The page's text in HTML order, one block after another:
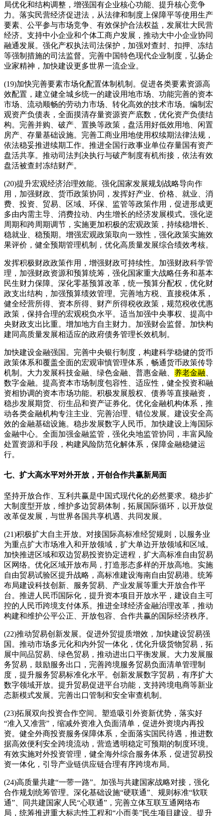
局优化和结构调整，增强国有企业核心功能、提升核心竞争
力。落实民营经济促进法，从法律和制度上保障平等使用生产
要素、公平参与市场竞争、有效保护合法权益，发展壮大民营
经济。支持中小企业和个体工商户发展，推动大中小企业协同
融通发展。强化产权执法司法保护，加强对查封、扣押、冻结
等强制措施的司法监督。完善中国特色现代企业制度，弘扬企
业家精神，加快建设更多世界一流企业。
(19)加快完善要素市场化配置体制机制。促进各类要素资源高
效配置，建立健全城乡统一的建设用地市场、功能完善的资本
市场、流动顺畅的劳动力市场、转化高效的技术市场。编制宏
观资产负债表，全面摸清存量资源资产底数，优化资产负债结
构。完善并购、破产、置换等政策，盘活用好低效用地、闲置
房产、存量基础设施。完善工商业用地使用权续期法律法规，
依法稳妥推进续期工作。推进全国行政事业单位存量国有资产
盘活共享。推动司法判决执行与破产制度有机衔接，依法有效
盘活被查封冻结财产。
(20)提升宏观经济治理效能。强化国家发展规划战略导向作
用，加强财政、货币政策协同，发挥好产业、价格、就业、消
费、投资、贸易、区域、环保、监管等政策作用，促进形成更
多由内需主导、消费拉动、内生增长的经济发展模式。强化逆
周期和跨周期调节，实施更加积极的宏观政策，持续稳增长、
稳就业、稳预期。增强宏观政策取向一致性，强化政策实施效
果评价，健全预期管理机制，优化高质量发展综合绩效考核。
发挥积极财政政策作用，增强财政可持续性。加强财政科学管
理，加强财政资源和预算统筹，强化国家重大战略任务和基本
民生财力保障。深化零基预算改革，统一预算分配权，优化财
政支出结构，加强预算绩效管理。完善地方税、直接税体系，
健全经营所得、资本所得、财产所得税收政策，规范税收优惠
政策，保持合理的宏观税负水平。适当加强中央事权、提高中
央财政支出比重。增加地方自主财力。加强财会监督。加快构
建同高质量发展相适应的政府债务管理长效机制。
加快建设金融强国。完善中央银行制度，构建科学稳健的货币
政策体系和覆盖全面的宏观审慎管理体系，畅通货币政策传导
机制。大力发展科技金融、绿色金融、普惠金融、 养老金融
数字金融。提高资本市场制度包容性、适应性，健全投资和融
资相协调的资本市场功能。积极发展股权、债券等直接融资，
稳步发展期货、衍生品和资产证券化。优化金融机构体系，推
动各类金融机构专注主业、完善治理、错位发展。建设安全高
效的金融基础设施。稳步发展数字人民币。加快建设上海国际
金融中心。全面加强金融监管，强化央地监管协同，丰富风险
处置资源和手段，构建风险防范化解体系，保障金融稳健运
行。
七、扩大高水平对外开放，开创合作共赢新局面
坚持开放合作、互利共赢是中国式现代化的必然要求。稳步扩
大制度型开放，维护多边贸易体制，拓展国际循环，以开放促
改革促发展，与世界各国共享机遇、共同发展。
(21)积极扩大自主开放。对接国际高标准经贸规则，以服务业
为重点扩大市场准入和开放领域，扩大单边开放领域和区域。
加快推进区域和双边贸易投资协定进程，扩大高标准自由贸易
区网络。优化区域开放布局，打造形态多样的开放高地。实施
自由贸易试验区提升战略，高标准建设海南自由贸易港。统筹
布局建设科技创新、服务贸易、产业发展等重大开放合作平
台。推进人民币国际化，提升资本项目开放水平，建设自主可
控的人民币跨境支付体系。推进全球经济金融治理改革，推动
构建和维护公平公正、开放包容、合作共赢的国际经济秩序。
(22)推动贸易创新发展。促进外贸提质增效，加快建设贸易强
国。推动市场多元化和内外贸一体化，优化升级货物贸易，拓
展中间品贸易、绿色贸易，推动进出口平衡发展。大力发展服
务贸易，鼓励服务出口，完善跨境服务贸易负面清单管理制
度，提升服务贸易标准化水平。创新发展数字贸易，有序扩大
数字领域开放。提升贸易促进平台功能，支持跨境电商等新业
态新模式发展。完善出口管制和安全审查机制。
(23)拓展双向投资合作空间。塑造吸引外资新优势，落实好
“准入又准营”，缩减外资准入负面清单，促进外资境内再投
资。健全外商投资服务保障体系，全面落实国民待遇，推进数
据高效便利安全跨境流动，营造透明稳定可预期的制度环境。
有效实施对外投资管理，健全海外综合服务体系，促进贸易投
资一体化，引导产业链供应链合理有序跨境布局。
(24)高质量共建“一带一路”。加强与共建国家战略对接，强化
合作规划统筹管理。深化基础设施“硬联通”、规则标准“软联
通”、同共建国家人民“心联通”，完善立体互联互通网络布
局，统筹推进重大标志性工程和“小而美”民生项目建设。提升